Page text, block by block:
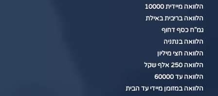
הלוואה מיידית 10000
הלוואה בריבית באילת
גמ"ח כסף דחוף
הלוואה בנתניה
הלוואה חצי מיליון
הלוואה 250 אלף שקל
הלוואה עד 60000
הלוואה במזומן מיידי עד הבית